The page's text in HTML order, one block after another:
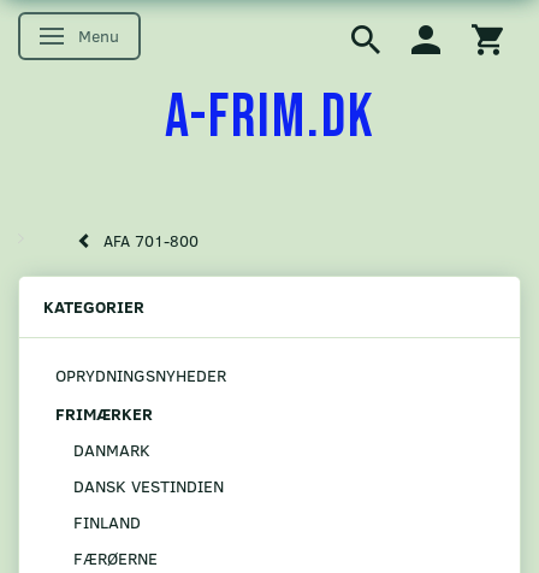
Skifte navigation
Menu
A-FRIM.DK
AFA 701-800
KATEGORIER
OPRYDNINGSNYHEDER
FRIMÆRKER
DANMARK
DANSK VESTINDIEN
FINLAND
FÆRØERNE